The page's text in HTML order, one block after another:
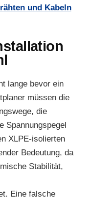
und Kabeln
lange bevor ein
müssen die
die
Spannungspegel
XLPE-isolierten
Bedeutung, da
Stabilität,
Eine falsche